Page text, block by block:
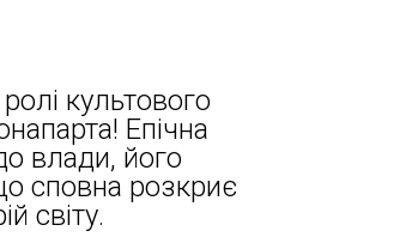
культового
Епічна
влади, його
сповна розкриє
світу.